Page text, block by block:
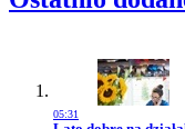
05:31